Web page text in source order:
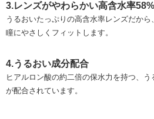
3.レンズがやわらかい高含水率
うるおいたっぷりの高含水率レンズだから
瞳にやさしくフィットします。
4.うるおい成分配合
ヒアルロン酸の約二倍の保水力を持つ、う
が配合されています。